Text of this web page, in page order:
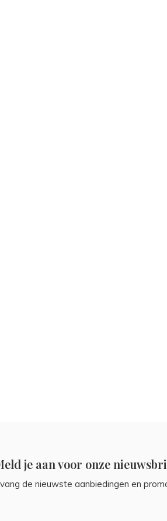
je aan voor onze
de nieuwste aanbiedingen en